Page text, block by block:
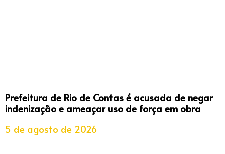
Prefeitura de Rio de Contas é acusada de negar
indenização e ameaçar uso de força em obra
5 de agosto de 2026